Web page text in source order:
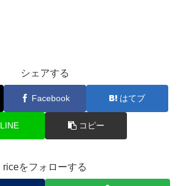
シェアする
Facebook はてブ
LINE コピー
riceをフォローする